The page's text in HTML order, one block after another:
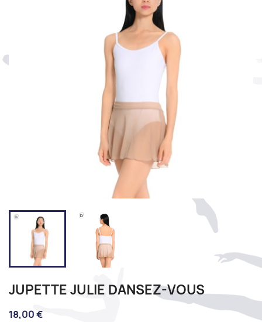
JUPETTE JULIE DANSEZ-VOUS
18,00 €